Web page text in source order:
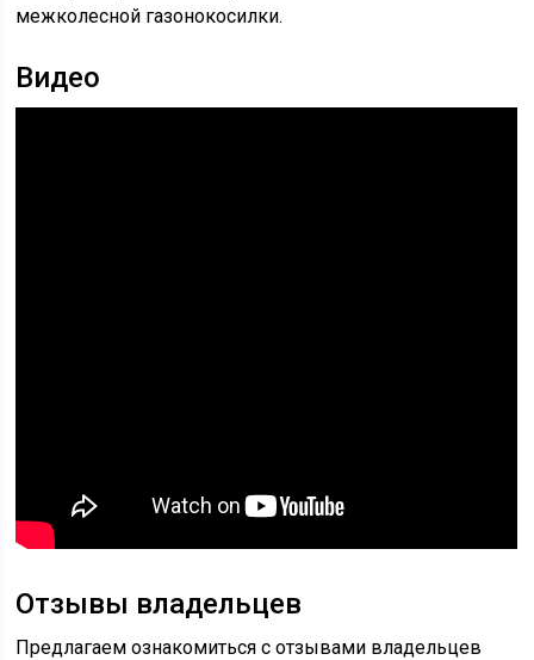
межколесной газонокосилки.
Видео
Отзывы владельцев
Предлагаем ознакомиться с отзывами владельцев